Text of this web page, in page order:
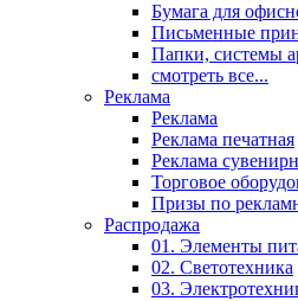
Бумага для
Письменные
Папки, системы
смотреть все...
Реклама
Реклама
Реклама печатная
Реклама
Торговое
Призы по
Распродажа
01. Элементы
02. Светотехника
03.